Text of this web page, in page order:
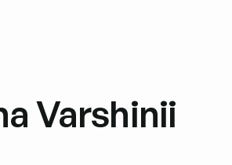
Varshinii